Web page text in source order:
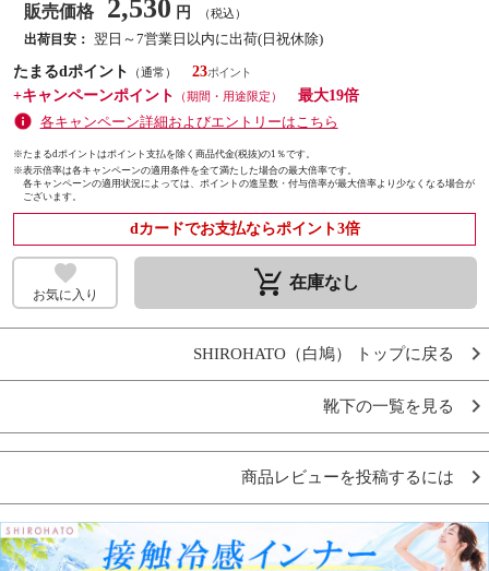
販売価格 2,530 円 （税込）
出荷目安： 翌日～7営業日以内に出荷(日祝休除)
たまるdポイント
（通常）
23
+キャンペーンポイント
（期間・用途限定）
最大19倍
各キャンペーン詳細およびエントリーはこちら
※たまるdポイントはポイント支払を除く商品代金(税抜)の1％です。
※表示倍率は各キャンペーンの適用条件を全て満たした場合の最大倍率です。
各キャンペーンの適用状況によっては、ポイントの進呈数・付与倍率が最大倍率より少なくなる場合が
ございます。
dカードでお支払ならポイント3倍
お気に入り remove_shopping_cart 在庫なし
SHIROHATO（白鳩） トップに戻る
靴下の一覧を見る
商品レビューを投稿するには